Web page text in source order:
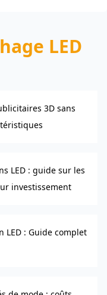
LED
3D sans
LED : guide sur les
investissement
LED : Guide complet